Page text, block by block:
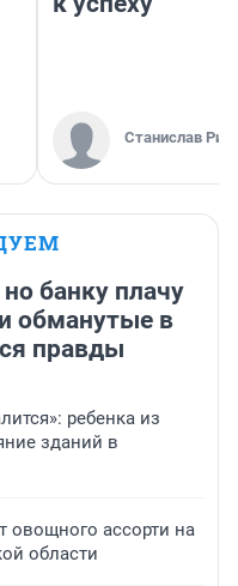
Станислав
банку плачу
обманутые в
правды
ребенка из
зданий в
овощного ассорти на
области